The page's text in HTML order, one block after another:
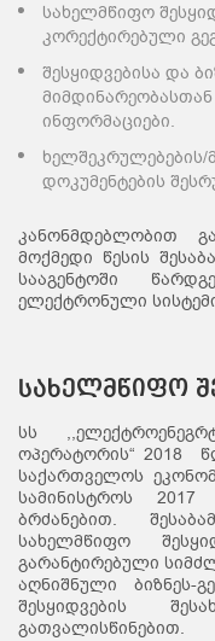
სახელმწიფო
კორექტირებული
შესყიდვებისა და
ინფორმაციები.
დოკუმენტების
კანონმდებლობით
მოქმედი წესის
სააგენტოში
ელექტრონული
სახელმწიფო
სს
ოპერატორის“ 2018
საქართველოს
სამინისტროს
ბრძანებით.
სახელმწიფო
გარანტირებული
აღნიშნული ბიზნეს-
შესყიდვების
გათვალისწინებით.